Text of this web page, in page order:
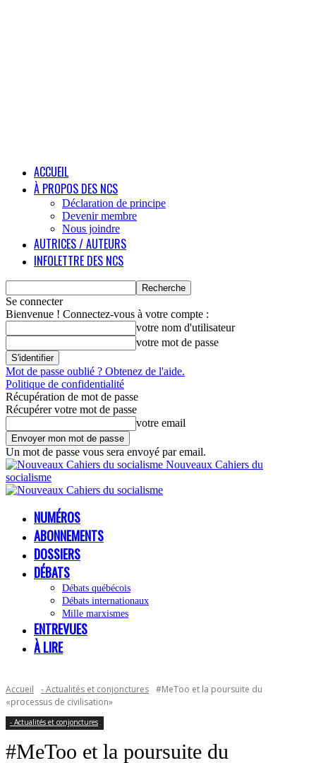
ACCUEIL
À PROPOS DES NCS
Déclaration de principe
Devenir membre
Nous joindre
AUTRICES / AUTEURS
INFOLETTRE DES NCS
Se connecter
Bienvenue ! Connectez-vous à votre compte :
votre nom d'utilisateur
votre mot de passe
Mot de passe oublié ? Obtenez de l'aide.
Politique de confidentialité
Récupération de mot de passe
Récupérer votre mot de passe
votre email
Un mot de passe vous sera envoyé par email.
Nouveaux Cahiers du
socialisme
NUMÉROS
ABONNEMENTS
DOSSIERS
DÉBATS
Débats québécois
Débats internationaux
Mille marxismes
ENTREVUES
À LIRE
Accueil - Actualités et conjonctures #MeToo et la poursuite du
«processus de civilisation»
- Actualités et conjonctures
#MeToo et la poursuite du